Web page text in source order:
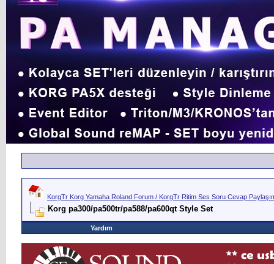
KorgTr Korg Yamaha Roland Forum / KorgTr Ritim Ses Soru Cevap
Korg pa300/pa500tr/pa588/pa600qt Style Set
Yardım